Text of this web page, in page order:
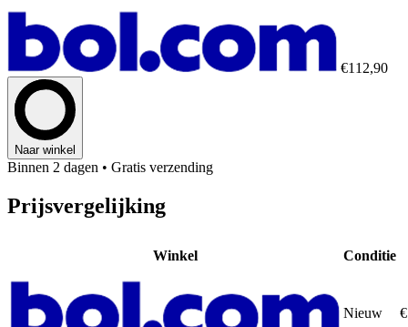
€112,90
Naar winkel
Binnen 2 dagen • Gratis verzending
Prijsvergelijking
Winkel Conditie
Nieuw